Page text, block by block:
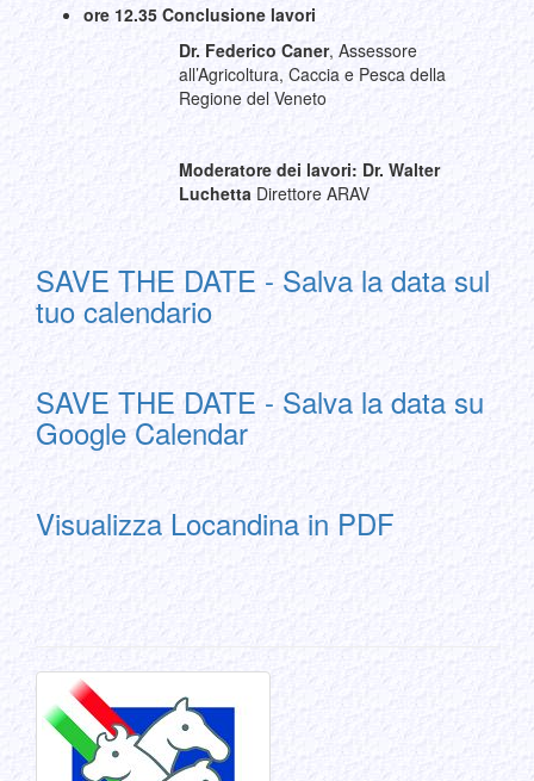
ore 12.35 Conclusione lavori
Dr. Federico Caner, Assessore
all’Agricoltura, Caccia e Pesca della
Regione del Veneto
Moderatore dei lavori: Dr. Walter
Luchetta Direttore ARAV
SAVE THE DATE - Salva la data sul
tuo calendario
SAVE THE DATE - Salva la data su
Google Calendar
Visualizza Locandina in PDF